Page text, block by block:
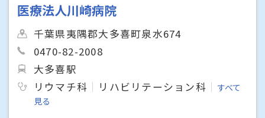
医療法人川崎病院
千葉県夷隅郡大多喜町泉水674
0470-82-2008
大多喜駅
リウマチ科
リハビリテーション科
すべて
見る